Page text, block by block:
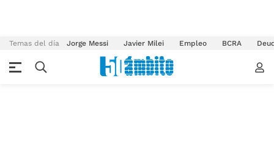
Temas del día Jorge Messi Javier Milei Empleo BCRA